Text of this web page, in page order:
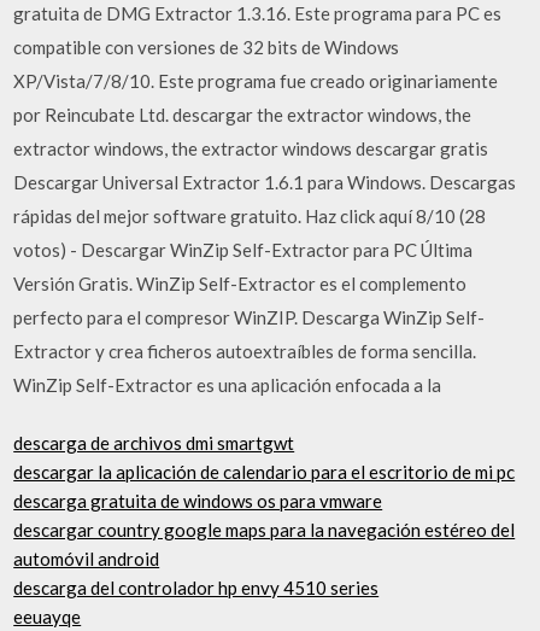
gratuita de DMG Extractor 1.3.16. Este programa para PC es
compatible con versiones de 32 bits de Windows
XP/Vista/7/8/10. Este programa fue creado originariamente
por Reincubate Ltd. descargar the extractor windows, the
extractor windows, the extractor windows descargar gratis
Descargar Universal Extractor 1.6.1 para Windows. Descargas
rápidas del mejor software gratuito. Haz click aquí 8/10 (28
votos) - Descargar WinZip Self-Extractor para PC Última
Versión Gratis. WinZip Self-Extractor es el complemento
perfecto para el compresor WinZIP. Descarga WinZip Self-
Extractor y crea ficheros autoextraíbles de forma sencilla.
WinZip Self-Extractor es una aplicación enfocada a la
descarga de archivos dmi smartgwt
descargar la aplicación de calendario para el escritorio de mi pc
descarga gratuita de windows os para vmware
descargar country google maps para la navegación estéreo del
automóvil android
descarga del controlador hp envy 4510 series
eeuayqe